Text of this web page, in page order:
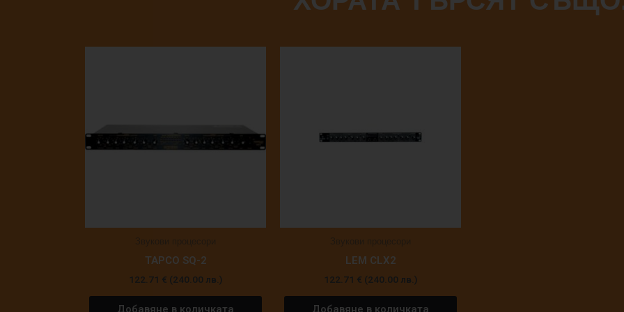
TAPCO SQ-2
122.71 € (240.00 лв.)
Добавяне в количката
LEM CLX2
122.71 € (240.00 лв.)
Добавяне в количката